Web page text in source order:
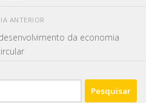
ANTERIOR
da economia